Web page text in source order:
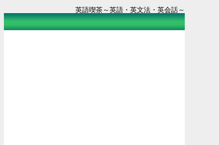
英語喫茶～英語・英文法・英会話～